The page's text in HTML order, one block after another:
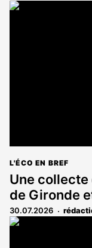
L'ÉCO EN BREF
Une collecte
de Gironde
30.07.2026